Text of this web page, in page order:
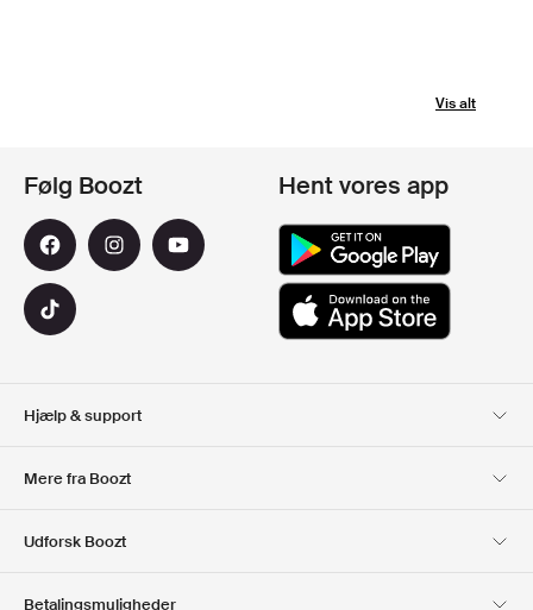
Vis alt
Hjælp & support
Mere fra Boozt
Club Boozt
Udforsk Boozt
Følg Boozt Hent vores app
Betalingsmuligheder